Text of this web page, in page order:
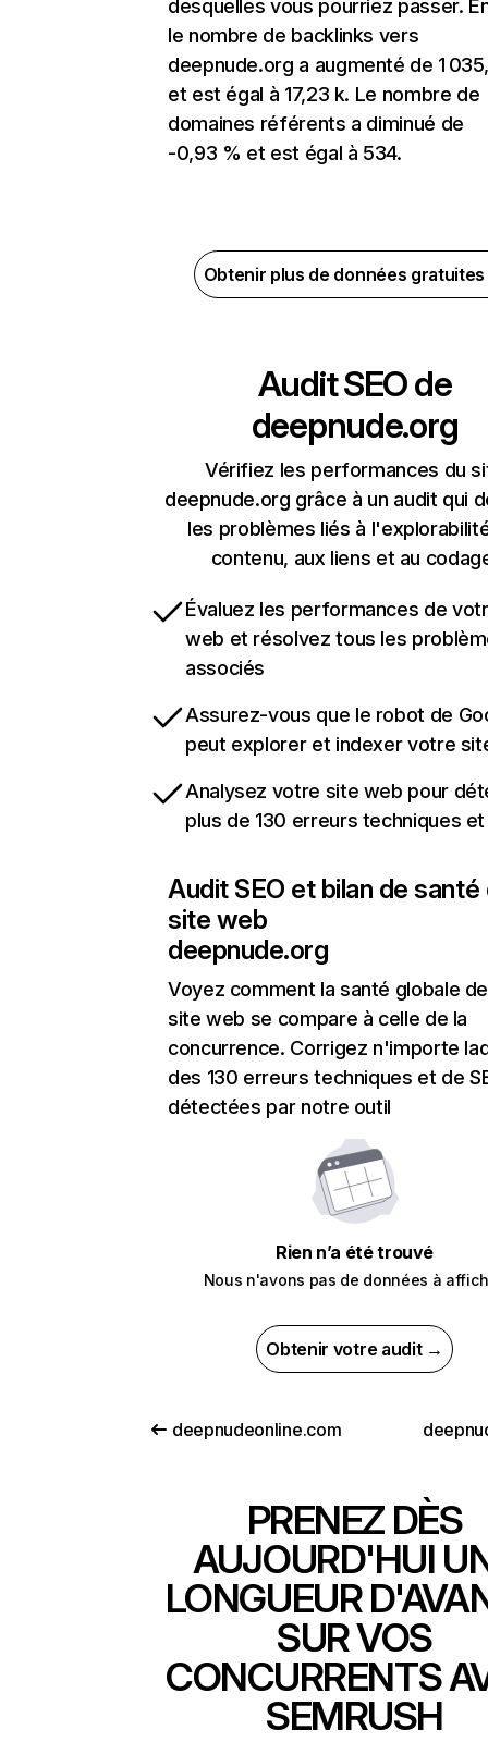
desquelles vous pourriez passer.
le nombre de backlinks vers
deepnude.org a augmenté de 1
et est égal à 17,23 k. Le nombre de
domaines référents a diminué de
-0,93 % et est égal à 534.
Obtenir plus de données
Audit SEO de
deepnude.org
Vérifiez les performances du
deepnude.org grâce à un audit qui
les problèmes liés à
contenu, aux liens et au
Évaluez les performances de
web et résolvez tous les
associés
Assurez-vous que le robot de
peut explorer et indexer votre
Analysez votre site web pour
plus de 130 erreurs techniques et
Audit SEO et bilan de santé
site web
deepnude.org
Voyez comment la santé globale
site web se compare à celle de la
concurrence. Corrigez n'importe
des 130 erreurs techniques et de
détectées par notre outil
Rien n’a été trouvé
Nous n'avons pas de données à
Obtenir votre audit →
deepnudeonline.com
PRENEZ DÈS
AUJOURD'HUI
LONGUEUR
SUR VOS
CONCURRENTS
SEMRUSH